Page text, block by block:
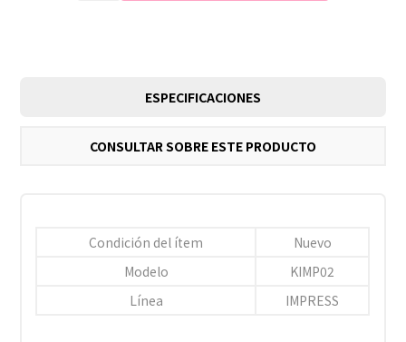
ESPECIFICACIONES
CONSULTAR SOBRE ESTE PRODUCTO
Condición del ítem
Nuevo
Modelo
KIMP02
Línea
IMPRESS